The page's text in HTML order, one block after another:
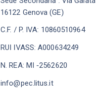
16122 Genova (GE)
C.F. / P. IVA: 10860510964
RUI IVASS: A000634249
N. REA: MI -2562620
info@pec.litus.it